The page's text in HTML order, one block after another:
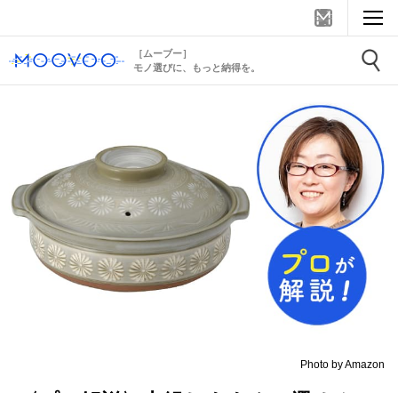
［ムーブー］
モノ選びに、もっと納得を。
Photo by Amazon